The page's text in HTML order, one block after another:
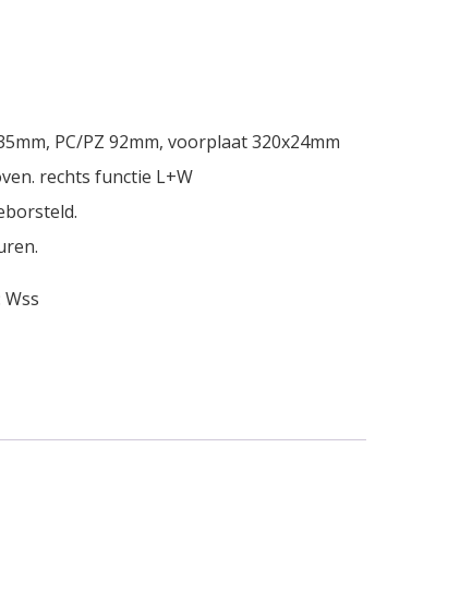
PC/PZ 92mm, voorplaat 320x24mm
rechts functie L+W
Wss